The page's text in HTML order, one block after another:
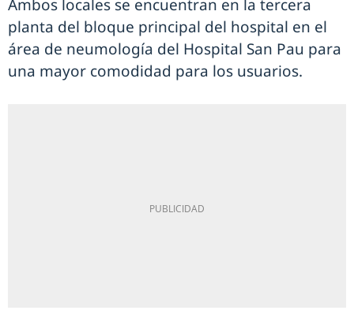
Ambos locales se encuentran en la tercera
planta del bloque principal del hospital en el
área de neumología del Hospital San Pau para
una mayor comodidad para los usuarios.